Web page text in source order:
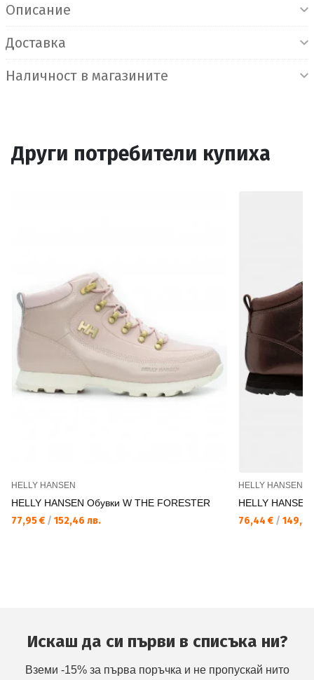
Описание
Доставка
Наличност в магазините
Други потребители купиха
HELLY HANSEN
HELLY HANSEN Обувки W THE FORESTER
77,95 € / 152,46 лв.
HELLY HANSEN
HELLY
76,44 € /
Искаш да си първи в списъка ни?
Вземи -15% за първа поръчка и не пропускай нито